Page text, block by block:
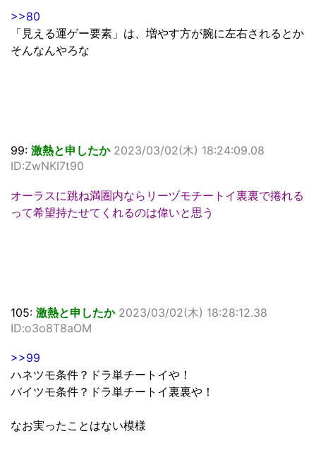
>>80
「見える運ゲー要素」は、増やす方が腕に左右されるとか
そんなんやろな
99: 激熱と申したか 2023/03/02(木) 18:24:09.08
ID:ZwNKI7t90
オーラスに跳ね満圏内ならリーヅモチートイ裏裏で捲れる
って希望持たせてくれるのは偉いと思う
105: 激熱と申したか 2023/03/02(木) 18:28:12.38
ID:o3o8T8aOM
>>99
ハネツモ条件？ドラ単チートイや！
バイツモ条件？ドラ単チートイ裏裏や！
なお実ったことはない模様